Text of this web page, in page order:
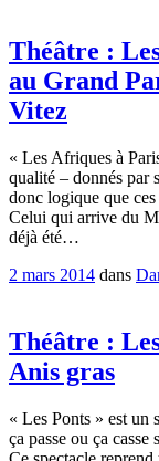
Théâtre :
au Grand
Vitez
« Les Afriques à
qualité – donnés par
donc logique que ces
Celui qui arrive du
déjà été…
2 mars 2014 dans
Théâtre :
Anis gras
« Les Ponts » est un
ça passe ou ça